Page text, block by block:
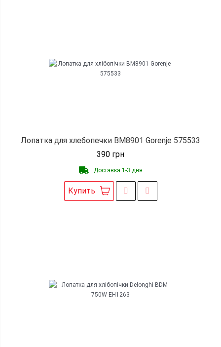
Лопатка для хлебопечки BM8901 Gorenje 575533
390 грн
Доставка 1-3 дня
Купить